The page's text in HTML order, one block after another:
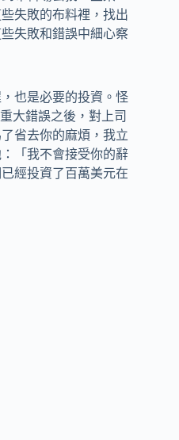
失敗的布料裡，找出
失敗和錯誤中細心察
也是必要的投資。怪
大錯誤之後，對上司
省去你的麻煩，我立
「我不會接受你的辭
經投資了百萬美元在